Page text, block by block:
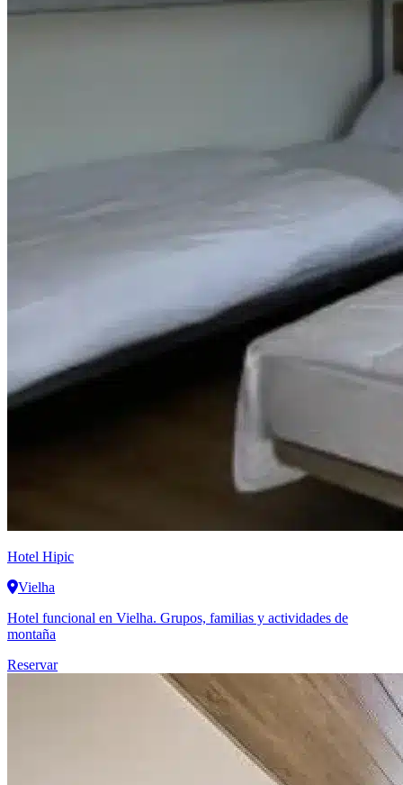
Hotel Hipic
Vielha
Hotel funcional en Vielha. Grupos, familias y actividades de
montaña
Reservar